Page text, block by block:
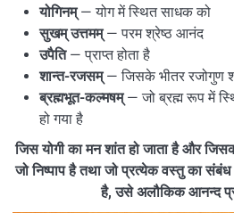
योगिनम्— योग में स्थित साधक को
सुखम् उत्तमम्— परम श्रेष्ठ आनंद
उपैति— प्राप्त होता है
शान्त-रजसम्— जिसके भीतर रजोगुण
ब्रह्मभूत-कल्मषम्— जो ब्रह्म रूप में
हो गया है
जिस योगी का मन शांत हो जाता है और
जो निष्पाप है तथा जो प्रत्येक वस्तु का
है, उसे अलौकिक आनन्द